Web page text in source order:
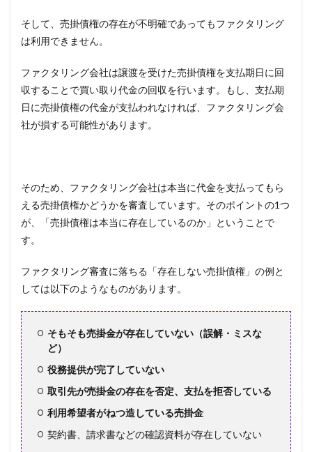
そして、売掛債権の存在が不明確であってもファクタリング
は利用できません。
ファクタリング会社は譲渡を受けた売掛債権を支払期日に回
収することで買い取り代金の回収を行います。もし、支払期
日に売掛債権の代金が支払われなければ、ファクタリング会
社が損する可能性があります。
そのため、ファクタリング会社は本当に代金を支払ってもら
える売掛債権かどうかを審査しています。そのポイントの1つ
が、「売掛債権は本当に存在しているのか」ということで
す。
ファクタリング審査に落ちる「存在しない売掛債権」の例と
しては以下のようなものがあります。
そもそも売掛金が存在していない（誤解・ミスな
ど）
役務提供が完了していない
取引先が売掛金の存在を否定、支払を拒否している
利用希望者がねつ造している売掛金
契約書、請求書などの確認資料が存在していない